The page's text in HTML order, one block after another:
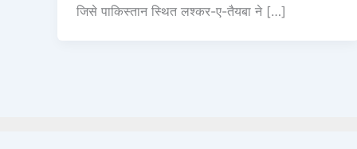
जिसे पाकिस्तान स्थित लश्कर-ए-तैयबा ने […]